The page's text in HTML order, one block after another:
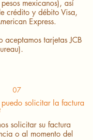
mexicanos), así
crédito y débito Visa,
Express.
aceptamos tarjetas JCB
07
solicitar la factura
solicitar su factura
o al momento del